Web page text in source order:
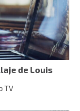
de Louis
TV